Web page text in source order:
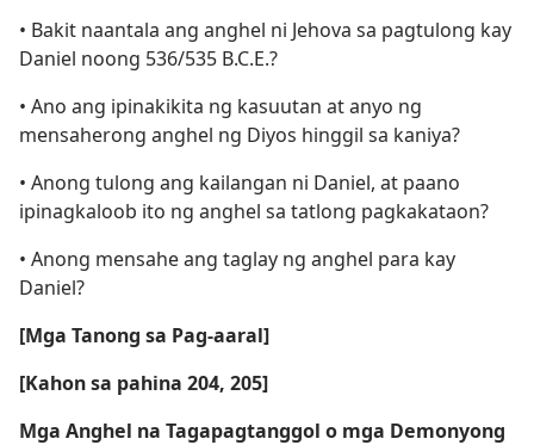
• Bakit naantala ang anghel ni Jehova sa pagtulong kay
Daniel noong 536/535 B.C.E.?
• Ano ang ipinakikita ng kasuutan at anyo ng
mensaherong anghel ng Diyos hinggil sa kaniya?
• Anong tulong ang kailangan ni Daniel, at paano
ipinagkaloob ito ng anghel sa tatlong pagkakataon?
• Anong mensahe ang taglay ng anghel para kay
Daniel?
[Mga Tanong sa Pag-aaral]
[Kahon sa pahina 204, 205]
Mga Anghel na Tagapagtanggol o mga Demonyong